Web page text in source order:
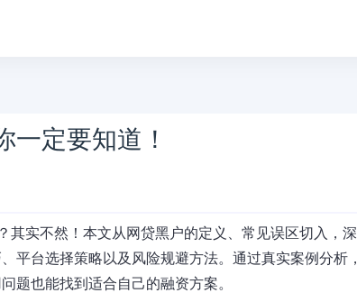
一定要知道！
其实不然！本文从网贷黑户的定义、常见误区切入，深
平台选择策略以及风险规避方法。通过真实案例分析，
题也能找到适合自己的融资方案。